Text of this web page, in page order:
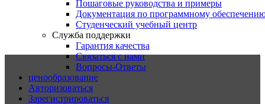
Пошаговые руководства и примеры
Документация по программному
Студенческий учебный центр
Служба поддержки
Гарантия качества
Связаться с нами
Вопросы-Ответы
ценообразование
Авторизоваться
Зарегистрироваться